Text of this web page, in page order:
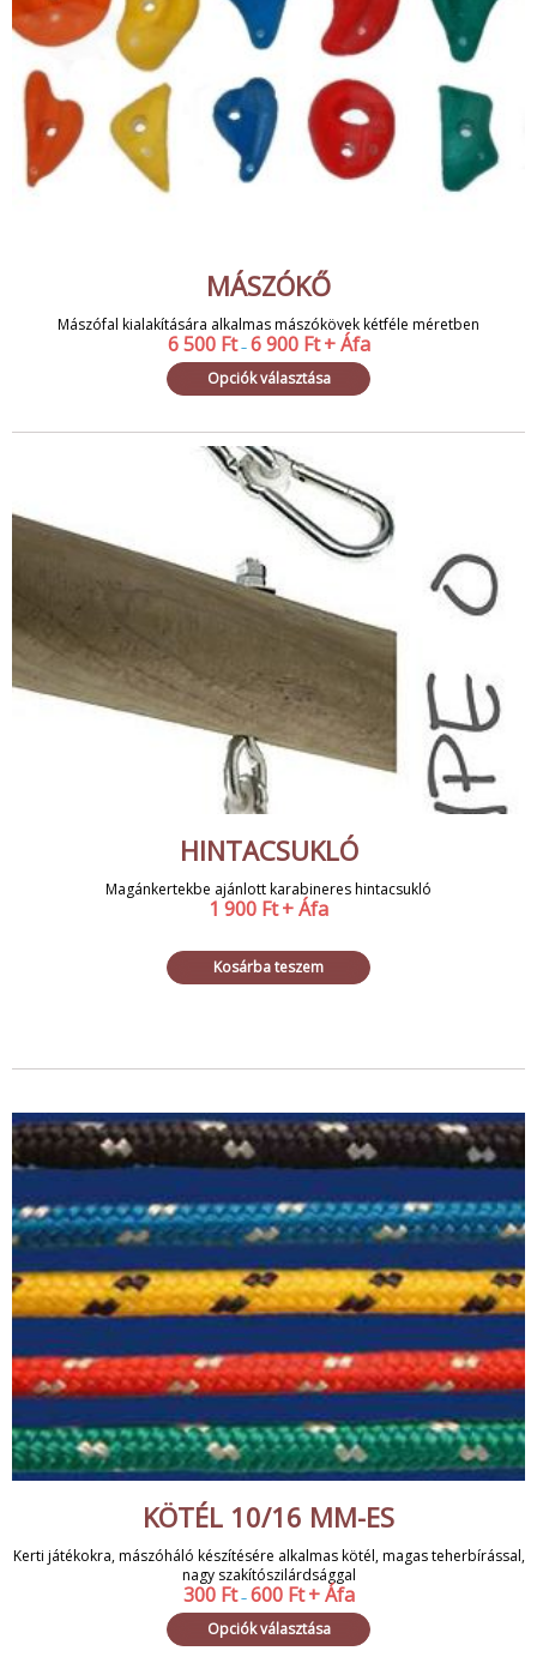
MÁSZÓKŐ
Mászófal kialakítására alkalmas mászókövek kétféle méretben
6 500 Ft – 6 900 Ft + Áfa
Opciók választása
HINTACSUKLÓ
Magánkertekbe ajánlott karabineres hintacsukló
1 900 Ft+ Áfa
Kosárba teszem
KÖTÉL 10/16 MM-ES
Kerti játékokra, mászóháló készítésére alkalmas kötél, magas teherbírással,
nagy szakítószilárdsággal
300 Ft – 600 Ft + Áfa
Opciók választása